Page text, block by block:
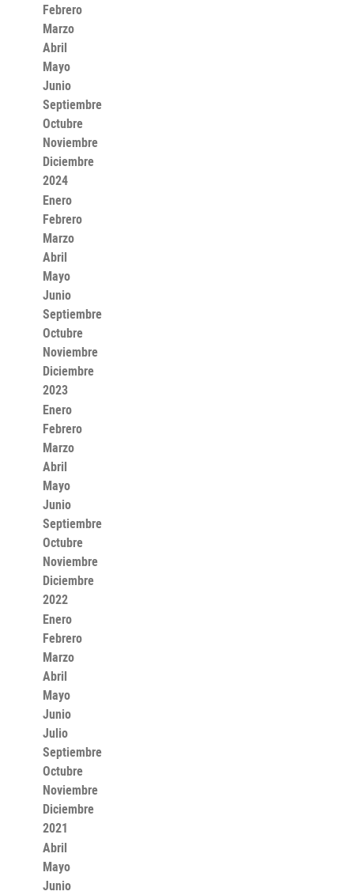
Febrero
Marzo
Abril
Mayo
Junio
Septiembre
Octubre
Noviembre
Diciembre
2024
Enero
Febrero
Marzo
Abril
Mayo
Junio
Septiembre
Octubre
Noviembre
Diciembre
2023
Enero
Febrero
Marzo
Abril
Mayo
Junio
Septiembre
Octubre
Noviembre
Diciembre
2022
Enero
Febrero
Marzo
Abril
Mayo
Junio
Julio
Septiembre
Octubre
Noviembre
Diciembre
2021
Abril
Mayo
Junio